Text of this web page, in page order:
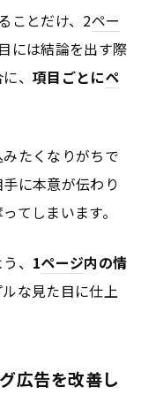
ことだけ、2ペー
目には結論を出す際
、項目ごとにペ
たくなりがちで
に本意が伝わり
てしまいます。
、 1ページ内の情
な見た目に仕上
広告を改善し